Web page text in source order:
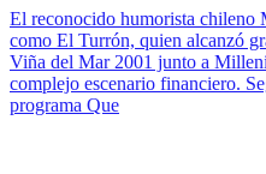
El reconocido humorista chileno
como El Turrón, quien alcanzó
Viña del Mar 2001 junto a
complejo escenario financiero.
programa Que